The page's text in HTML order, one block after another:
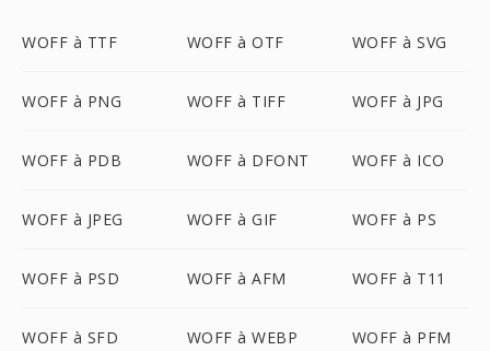
WOFF à TTF WOFF à OTF WOFF à SVG
WOFF à PNG WOFF à TIFF WOFF à JPG
WOFF à PDB WOFF à DFONT WOFF à ICO
WOFF à JPEG WOFF à GIF WOFF à PS
WOFF à PSD WOFF à AFM WOFF à T11
WOFF à SFD WOFF à WEBP WOFF à PFM